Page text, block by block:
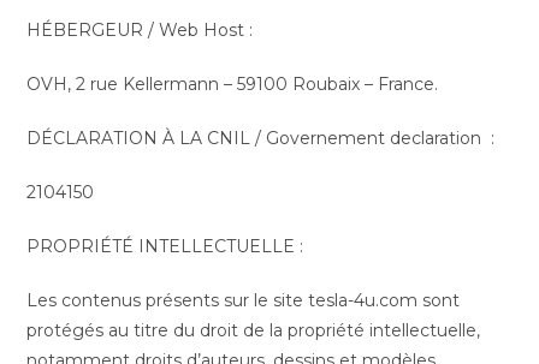
HÉBERGEUR / Web Host :
OVH, 2 rue Kellermann – 59100 Roubaix – France.
DÉCLARATION À LA CNIL / Governement declaration :
2104150
PROPRIÉTÉ INTELLECTUELLE :
Les contenus présents sur le site tesla-4u.com sont
protégés au titre du droit de la propriété intellectuelle,